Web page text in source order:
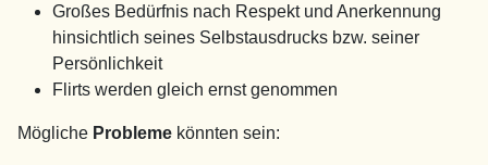
Großes Bedürfnis nach Respekt und Anerkennung
hinsichtlich seines Selbstausdrucks bzw. seiner
Persönlichkeit
Flirts werden gleich ernst genommen
Mögliche Probleme könnten sein: